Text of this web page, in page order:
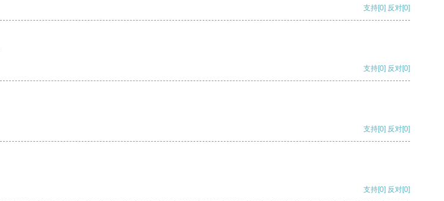
支持[0] 反对[0]
支持[0] 反对[0]
支持[0] 反对[0]
支持[0] 反对[0]